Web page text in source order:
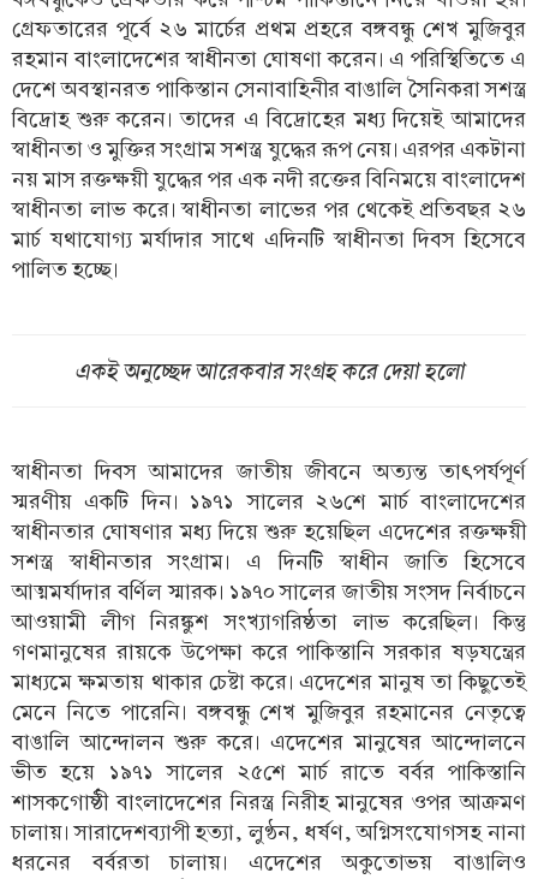
গ্রেফতারের পূর্বে ২৬ মার্চের প্রথম প্রহরে বঙ্গবন্ধু শেখ মুজিবুর
রহমান বাংলাদেশের স্বাধীনতা ঘোষণা করেন। এ পরিস্থিতিতে এ
দেশে অবস্থানরত পাকিস্তান সেনাবাহিনীর বাঙালি সৈনিকরা সশস্ত্র
বিদ্রোহ শুরু করেন। তাদের এ বিদ্রোহের মধ্য দিয়েই আমাদের
স্বাধীনতা ও মুক্তির সংগ্রাম সশস্ত্র যুদ্ধের রূপ নেয়। এরপর একটানা
নয় মাস রক্তক্ষয়ী যুদ্ধের পর এক নদী রক্তের বিনিময়ে বাংলাদেশ
স্বাধীনতা লাভ করে। স্বাধীনতা লাভের পর থেকেই প্রতিবছর ২৬
মার্চ যথাযোগ্য মর্যাদার সাথে এদিনটি স্বাধীনতা দিবস হিসেবে
পালিত হচ্ছে।
একই অনুচ্ছেদ আরেকবার সংগ্রহ করে দেয়া হলো
স্বাধীনতা দিবস আমাদের জাতীয় জীবনে অত্যন্ত তাৎপর্যপূর্ণ
স্মরণীয় একটি দিন। ১৯৭১ সালের ২৬শে মার্চ বাংলাদেশের
স্বাধীনতার ঘোষণার মধ্য দিয়ে শুরু হয়েছিল এদেশের রক্তক্ষয়ী
সশস্ত্র স্বাধীনতার সংগ্রাম। এ দিনটি স্বাধীন জাতি হিসেবে
আত্মমর্যাদার বর্ণিল স্মারক। ১৯৭০ সালের জাতীয় সংসদ নির্বাচনে
আওয়ামী লীগ নিরঙ্কুশ সংখ্যাগরিষ্ঠতা লাভ করেছিল। কিন্তু
গণমানুষের রায়কে উপেক্ষা করে পাকিস্তানি সরকার ষড়যন্ত্রের
মাধ্যমে ক্ষমতায় থাকার চেষ্টা করে। এদেশের মানুষ তা কিছুতেই
মেনে নিতে পারেনি। বঙ্গবন্ধু শেখ মুজিবুর রহমানের নেতৃত্বে
বাঙালি আন্দোলন শুরু করে। এদেশের মানুষের আন্দোলনে
ভীত হয়ে ১৯৭১ সালের ২৫শে মার্চ রাতে বর্বর পাকিস্তানি
শাসকগোষ্ঠী বাংলাদেশের নিরস্ত্র নিরীহ মানুষের ওপর আক্রমণ
চালায়। সারাদেশব্যাপী হত্যা, লুণ্ঠন, ধর্ষণ, অগ্নিসংযোগসহ নানা
ধরনের বর্বরতা চালায়। এদেশের অকুতোভয় বাঙালিও